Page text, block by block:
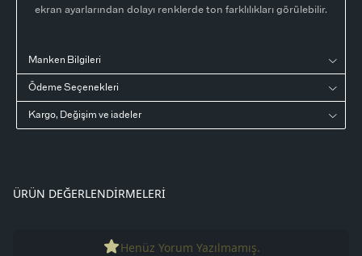
ekran ayarlarından dolayı renklerde ton farklılıkları görülebilir.
Manken Bilgileri
Ödeme Seçenekleri
Kargo, Değişim ve iadeler
ÜRÜN DEĞERLENDIRMELERI
Henüz Yorum Yazılmamış.